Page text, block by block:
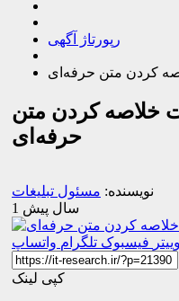
رپورتاژ آگهی
کردن متن حرفه‌ای
کردن متن
حرفه‌ای
نویسنده: مسئول تبلیغات
1 سال پیش
فیسبوک تلگرام واتساپ
کپی لینک